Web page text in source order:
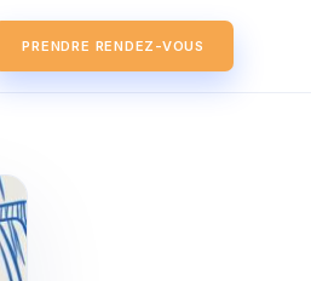
PRENDRE RENDEZ-VOUS